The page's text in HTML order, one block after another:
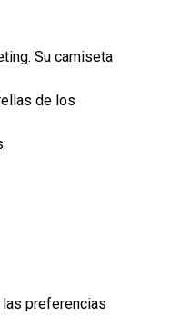
Su camiseta
de los
preferencias